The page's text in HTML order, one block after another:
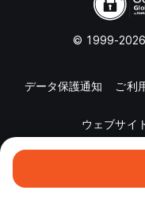
© 1999-
データ保護通知 ご利
ウェブサイ